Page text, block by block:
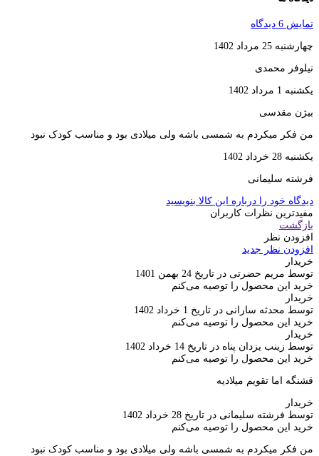
نمایش 6 دیدگاه
چهارشنبه 25 مرداد 1402
نیلوفر محمدی
یکشنبه 1 مرداد 1402
بیژن مقدسی
من فکر میکردم به شمسی باشه ولی میلادی بود و مناسب کودک نبود
یکشنبه 28 خرداد 1402
فرشته سلیمانی
دیدگاه خود را درباره این کالا بنویسید
مفیدترین نظرات کاربران
بازگشت
افزودن نظر
افزودن نظر جدید
خریدار
توسط مریم حضرتی در تاریخ 24 بهمن 1401
خرید این محصول را توصیه می‌کنم
خریدار
توسط محدثه سارانی در تاریخ 1 خرداد 1402
خرید این محصول را توصیه می‌کنم
خریدار
توسط زینب یزدان پناه در تاریخ 14 خرداد 1402
خرید این محصول را توصیه می‌کنم
قشنگه اما تقویم میلادیه
خریدار
توسط فرشته سلیمانی در تاریخ 28 خرداد 1402
خرید این محصول را توصیه می‌کنم
من فکر میکردم به شمسی باشه ولی میلادی بود و مناسب کودک نبود